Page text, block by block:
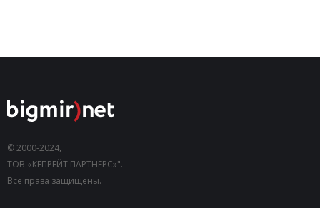
© 2000-2024,
ТОВ «КЕПРЕЙТ ПАРТНЕРС»".
Все права защищены.